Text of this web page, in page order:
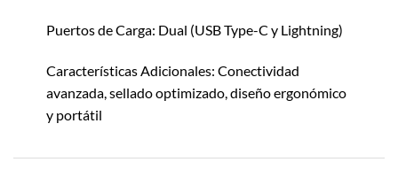
Puertos de Carga: Dual (USB Type-C y Lightning)
Características Adicionales: Conectividad
avanzada, sellado optimizado, diseño ergonómico
y portátil